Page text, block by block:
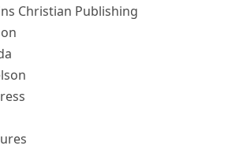
Christian Publishing